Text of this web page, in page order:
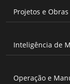
Projetos e Obras
Inteligência de
Operação e